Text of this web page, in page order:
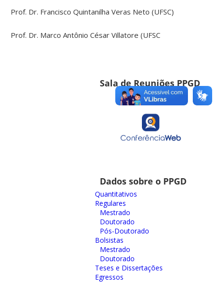
Prof. Dr. Francisco Quintanilha Veras Neto (UFSC)
Prof. Dr. Marco Antônio César Villatore (UFSC
Sala de Reuniões PPGD
Dados sobre o PPGD
Quantitativos
Regulares
Mestrado
Doutorado
Pós-Doutorado
Bolsistas
Mestrado
Doutorado
Teses e Dissertações
Egressos